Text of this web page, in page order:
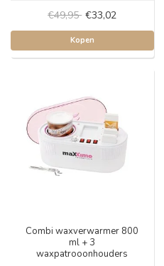
€49,95 €33,02
Kopen
Combi waxverwarmer 800
ml + 3
waxpatrooonhouders